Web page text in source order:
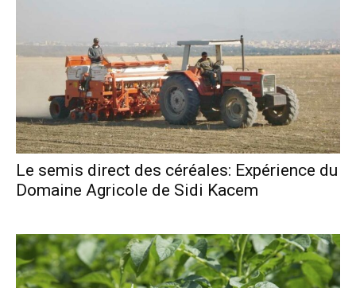
Le semis direct des céréales: Expérience du
Domaine Agricole de Sidi Kacem